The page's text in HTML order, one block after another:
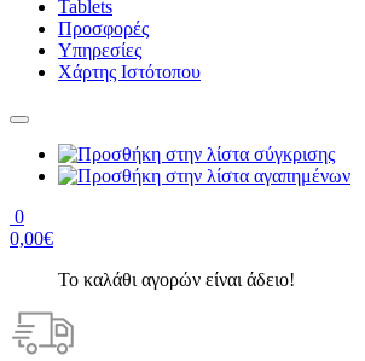
Tablets
Προσφορές
Υπηρεσίες
Χάρτης Ιστότοπου
0
0,00€
Το καλάθι αγορών είναι άδειο!